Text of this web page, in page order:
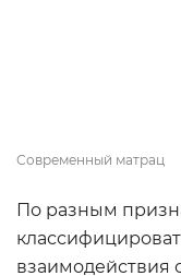
Современный матрац
По разным
взаимодействия